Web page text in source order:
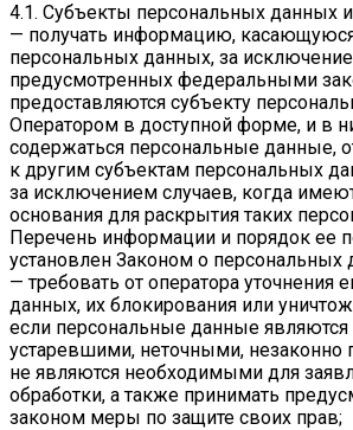
4.1. Субъекты персональных данных
— получать информацию,
персональных данных, за
предусмотренных федеральными
предоставляются субъекту
Оператором в доступной форме, и в
содержаться персональные данные,
к другим субъектам персональных
за исключением случаев, когда
основания для раскрытия таких
Перечень информации и порядок ее
установлен Законом о персональных
— требовать от оператора уточнения
данных, их блокирования или
если персональные данные
устаревшими, неточными, незаконно
не являются необходимыми для
обработки, а также принимать
законом меры по защите своих прав;